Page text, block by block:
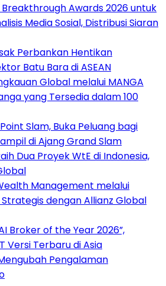
Awards 2026 untuk
Media Sosial, Distribusi Siaran
Perbankan Hentikan
Batu Bara di ASEAN
Global melalui MANGA
yang Tersedia dalam 100
Slam, Buka Peluang bagi
di Ajang Grand Slam
Dua Proyek WtE di Indonesia,
Management melalui
dengan Allianz Global
Broker of the Year 2026”,
Versi Terbaru di Asia
Pengalaman